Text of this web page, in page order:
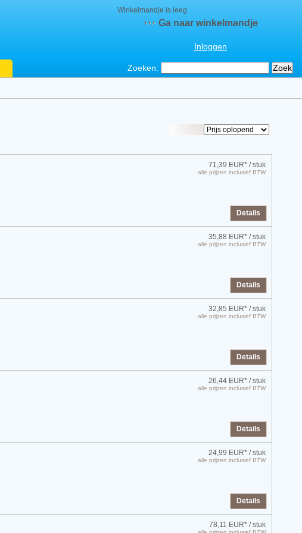
Winkelmandje is leeg
Ga naar winkelmandje
Inloggen
Zoeken:
71,39 EUR* / stuk
alle prijzen inclusief BTW
Details
35,88 EUR* / stuk
alle prijzen inclusief BTW
Details
32,85 EUR* / stuk
alle prijzen inclusief BTW
Details
26,44 EUR* / stuk
alle prijzen inclusief BTW
Details
24,99 EUR* / stuk
alle prijzen inclusief BTW
Details
78,11 EUR* / stuk